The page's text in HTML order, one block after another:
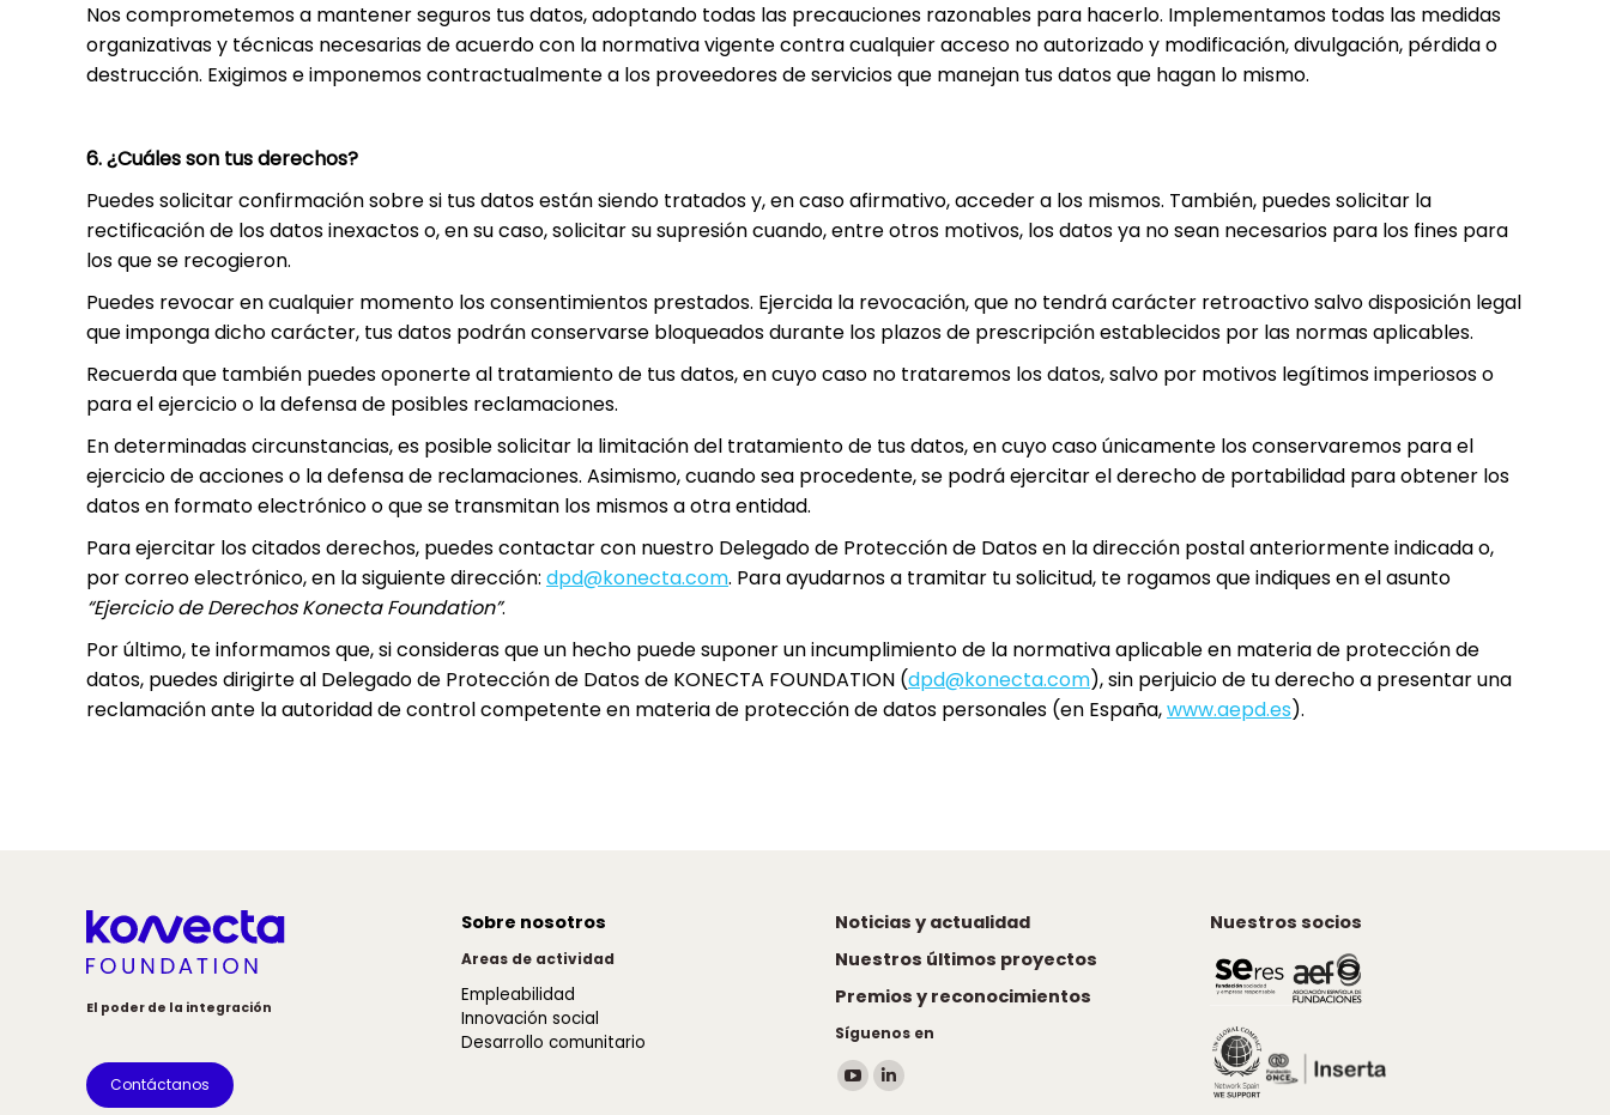
Nos comprometemos a mantener seguros tus datos, adoptando todas las precauciones razonables para hacerlo. Implementamos todas las medidas
organizativas y técnicas necesarias de acuerdo con la normativa vigente contra cualquier acceso no autorizado y modificación, divulgación, pérdida o
destrucción. Exigimos e imponemos contractualmente a los proveedores de servicios que manejan tus datos que hagan lo mismo.
6. ¿Cuáles son tus derechos?
Puedes solicitar confirmación sobre si tus datos están siendo tratados y, en caso afirmativo, acceder a los mismos. También, puedes solicitar la
rectificación de los datos inexactos o, en su caso, solicitar su supresión cuando, entre otros motivos, los datos ya no sean necesarios para los fines para
los que se recogieron.
Puedes revocar en cualquier momento los consentimientos prestados. Ejercida la revocación, que no tendrá carácter retroactivo salvo disposición legal
que imponga dicho carácter, tus datos podrán conservarse bloqueados durante los plazos de prescripción establecidos por las normas aplicables.
Recuerda que también puedes oponerte al tratamiento de tus datos, en cuyo caso no trataremos los datos, salvo por motivos legítimos imperiosos o
para el ejercicio o la defensa de posibles reclamaciones.
En determinadas circunstancias, es posible solicitar la limitación del tratamiento de tus datos, en cuyo caso únicamente los conservaremos para el
ejercicio de acciones o la defensa de reclamaciones. Asimismo, cuando sea procedente, se podrá ejercitar el derecho de portabilidad para obtener los
datos en formato electrónico o que se transmitan los mismos a otra entidad.
Para ejercitar los citados derechos, puedes contactar con nuestro Delegado de Protección de Datos en la dirección postal anteriormente indicada o,
por correo electrónico, en la siguiente dirección: dpd@konecta.com. Para ayudarnos a tramitar tu solicitud, te rogamos que indiques en el asunto
“Ejercicio de Derechos Konecta Foundation”.
Por último, te informamos que, si consideras que un hecho puede suponer un incumplimiento de la normativa aplicable en materia de protección de
datos, puedes dirigirte al Delegado de Protección de Datos de KONECTA FOUNDATION (dpd@konecta.com), sin perjuicio de tu derecho a presentar una
reclamación ante la autoridad de control competente en materia de protección de datos personales (en España,www.aepd.es).
El poder de la integración
Contáctanos
Sobre nosotros
Areas de actividad
Empleabilidad
Innovación social
Desarrollo comunitario
Noticias y actualidad
Nuestros últimos proyectos
Premios y reconocimientos
Síguenos en
Encuéntranos en:
YouTubeLinkedin
Nuestros socios